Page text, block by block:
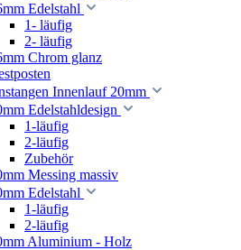
Edelstahl
1- läufig
2- läufig
Chrom glanz
Innenlauf 20mm
Edelstahldesign
1-läufig
2-läufig
Zubehör
Messing massiv
Edelstahl
1-läufig
2-läufig
Aluminium - Holz